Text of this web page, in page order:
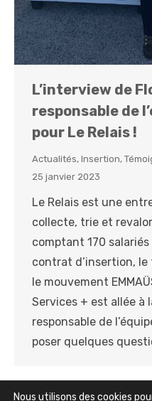
L’interview de
responsable de
pour Le Relais !
Actualités, Insertion,
25 janvier 2023
Le Relais est une
collecte, trie et
comptant 170
contrat d’insertion,
le mouvement
Services + est allée à
responsable de
poser quelques
Nous utilisons des cookies